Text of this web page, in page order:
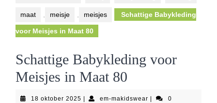
maat meisje meisjes Schattige Babykleding
voor Meisjes in Maat 80
Schattige Babykleding voor
Meisjes in Maat 80
18 oktober 2025 18
em-makidswear em-
0